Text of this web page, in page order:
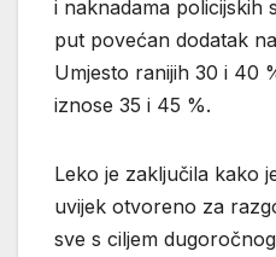
i naknadama policijskih
put povećan dodatak
Umjesto ranijih 30 i 40
iznose 35 i 45 %.
Leko je zaključila kako
uvijek otvoreno za
sve s ciljem